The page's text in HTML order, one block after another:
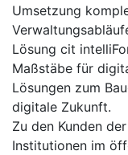
Umsetzung
Lösung cit
Maßstäbe für
Lösungen zum
digitale Zukunft.
Zu den Kunden
Institutionen im